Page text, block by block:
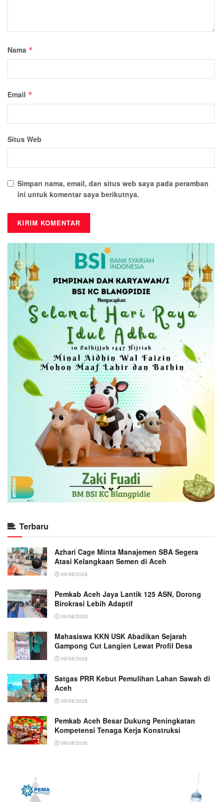
Nama *
Email *
Situs Web
Simpan nama, email, dan situs web saya pada peramban
ini untuk komentar saya berikutnya.
Terbaru
Azhari Cage Minta Manajemen SBA Segera
Atasi Kelangkaan Semen di Aceh
09/08/2026
Pemkab Aceh Jaya Lantik 125 ASN, Dorong
Birokrasi Lebih Adaptif
09/08/2026
Mahasiswa KKN USK Abadikan Sejarah
Gampong Cut Langien Lewat Profil Desa
09/08/2026
Satgas PRR Kebut Pemulihan Lahan Sawah di
Aceh
09/08/2026
Pemkab Aceh Besar Dukung Peningkatan
Kompetensi Tenaga Kerja Konstruksi
09/08/2026